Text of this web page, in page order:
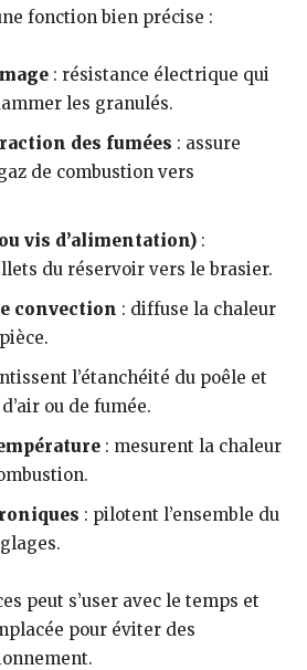
fonction bien précise :
: résistance électrique qui
les granulés.
des fumées : assure
de combustion vers
vis d’alimentation) :
du réservoir vers le brasier.
convection : diffuse la chaleur
l’étanchéité du poêle et
ou de fumée.
: mesurent la chaleur
: pilotent l’ensemble du
peut s’user avec le temps et
pour éviter des